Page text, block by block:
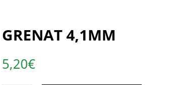
GRENAT 4,1MM
5,20€